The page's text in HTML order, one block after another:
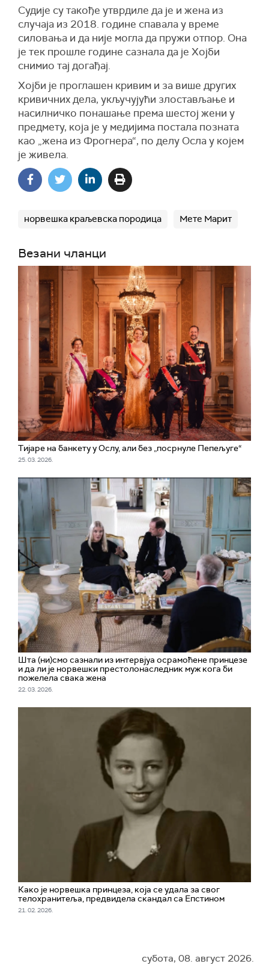
Судије су такође утврдиле да је и жена из
случаја из 2018. године спавала у време
силовања и да није могла да пружи отпор. Она
је тек прошле године сазнала да је Хојби
снимио тај догађај.
Хојби је проглашен кривим и за више других
кривичних дела, укључујући злостављање и
насилничко понашање према шестој жени у
предмету, која је у медијима постала позната
као „жена из Фрогнера“, по делу Осла у којем
је живела.
норвешка краљевска породица Мете Марит
Везани чланци
Тијаре на банкету у Ослу, али без „посрнуле Пепељуге“
25. 03. 2026.
Шта (ни)смо сазнали из интервјуа осрамоћене принцезе
и да ли је норвешки престолонаследник муж кога би
пожелела свака жена
22. 03. 2026.
Како је норвешка принцеза, која се удала за свог
телохранитеља, предвидела скандал са Епстином
21. 02. 2026.
субота, 08. август 2026.